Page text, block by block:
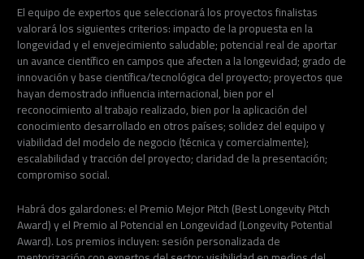
El equipo de expertos que seleccionará los proyectos finalistas
valorará los siguientes criterios: impacto de la propuesta en la
longevidad y el envejecimiento saludable; potencial real de aportar
un avance científico en campos que afecten a la longevidad; grado de
innovación y base científica/tecnológica del proyecto; proyectos que
hayan demostrado influencia internacional, bien por el
reconocimiento al trabajo realizado, bien por la apli­cación del
conocimiento desarrollado en otros países; solidez del equipo y
viabilidad del modelo de negocio (técnica y comercialmente);
escalabilidad y tracción del proyecto; claridad de la presentación;
compromiso social.
Habrá dos galardones: el Premio Mejor Pitch (Best Longevity Pitch
Award) y el Premio al Potencial en Longevidad (Longevity Potential
Award). Los premios incluyen: sesión personalizada de